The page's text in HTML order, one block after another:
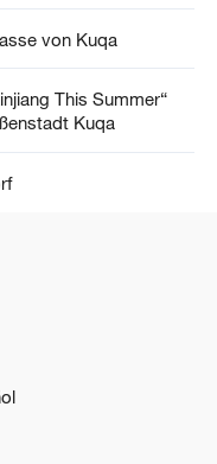
von Kuqa
This Summer“
Kuqa